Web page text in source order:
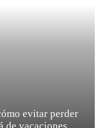
evitar perder